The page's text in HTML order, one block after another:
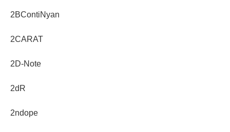
2BContiNyan
2CARAT
2D-Note
2dR
2ndope